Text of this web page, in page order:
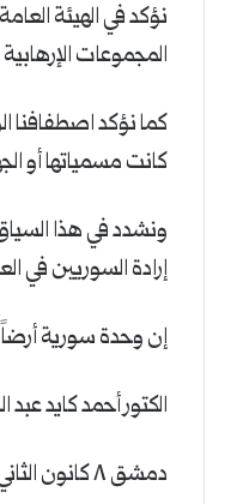
نؤكد في الهيئة
المجموعات
كما نؤكد اصطفافنا
كانت مسمياتها أو
ونشدد في هذا
إرادة السوريين
إن وحدة سورية أرضاً
الكتور أحمد كايد
دمشق ٨ كانون الثاني/ديسمبر ٢٠٢٦